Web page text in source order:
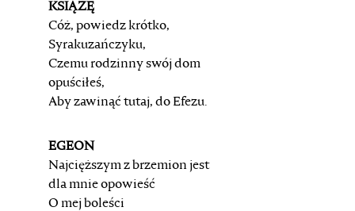
KSIĄŻĘ
Cóż, powiedz krótko,
Syrakuzańczyku,
Czemu rodzinny swój dom
opuściłeś,
Aby zawinąć tutaj, do Efezu.
EGEON
Najcięższym z brzemion jest
dla mnie opowieść
O mej boleści